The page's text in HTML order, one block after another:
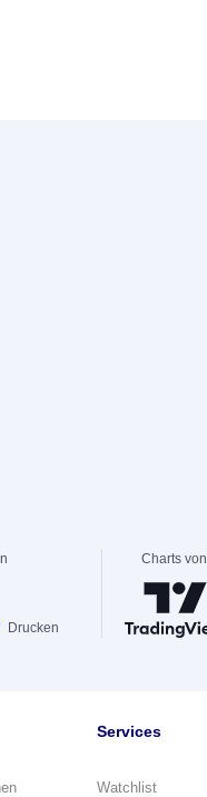
Drucken
Charts von
Services
Watchlist